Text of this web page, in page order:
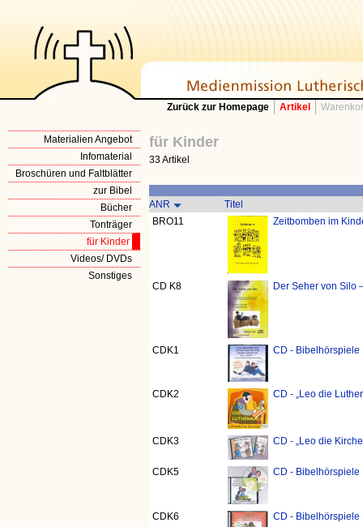
Zurück zur Homepage Artikel
Materialien Angebot
Infomaterial
Broschüren und Faltblätter
zur Bibel
Bücher
Tonträger
für Kinder
Videos/ DVDs
Sonstiges
für Kinder
33 Artikel
ANR
Titel
BRO11
Zeitbomben im
CD K8 Der Seher von Silo
CDK1 CD - Bibelhörspiele
CDK2 CD - „Leo die
CDK3 CD - „Leo die
CDK5 CD - Bibelhörspiele
CDK6 CD - Bibelhörspiele